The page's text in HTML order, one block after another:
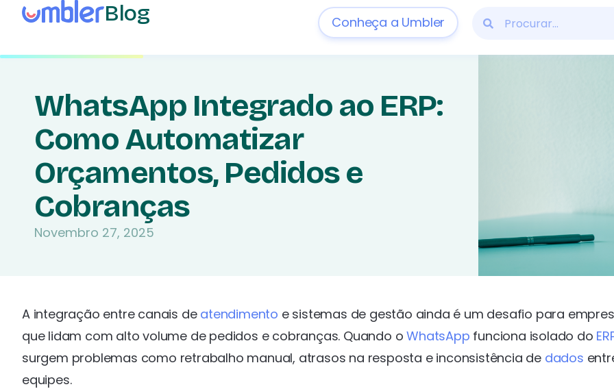
Blog Conheça a Umbler
WhatsApp Integrado ao ERP:
Como Automatizar
Orçamentos, Pedidos e
Cobranças
Novembro 27, 2025
A integração entre canais de atendimento e sistemas de gestão ainda é um desafio para
que lidam com alto volume de pedidos e cobranças. Quando oWhatsApp funciona isolado do
surgem problemas como retrabalho manual, atrasos na resposta e inconsistência de dados
equipes.